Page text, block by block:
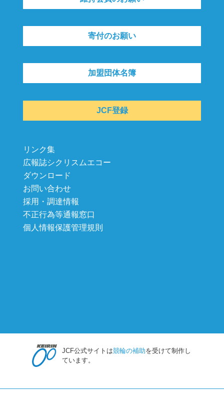
寄付のお願い
加盟団体名簿
JCF登録
リンク集
広報誌シクリスムエコー
ダウンロード
お問い合わせ
採用・調達情報
不正行為等通報窓口
個人情報保護管理規則
JCF公式サイトは競輪の補助を受けて制作し
ています。